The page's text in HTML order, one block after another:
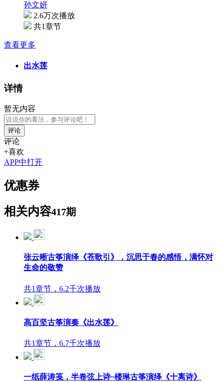
孙文妍
2.6万次播放
共1章节
查看更多
出水莲
详情
暂无内容
评论
评论
+喜欢
APP中打开
优惠券
相关内容417期
张云晰古筝演绎《苍歌引》，沉思于春的感悟，满怀对
生命的敬赞
共1章节，6.2千次播放
高百坚古筝演奏《出水莲》
共1章节，6.7千次播放
一纸薛涛笺，半卷弦上诗~楼琳古筝演绎《十离诗》